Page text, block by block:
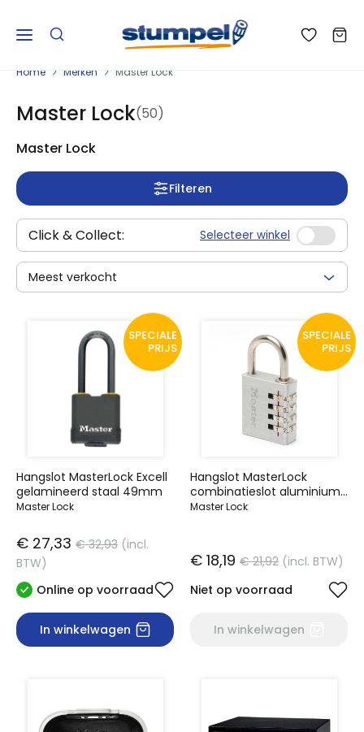
Home Merken Master Lock
Master Lock(50)
Master Lock
Filteren
Click & Collect: Selecteer winkel
Meest verkocht
SPECIALE
PRIJS
Hangslot MasterLock Excell
gelamineerd staal 49mm
Master Lock
€ 27,33 € 32,93 (incl.
BTW)
Online op voorraad
In winkelwagen
SPECIALE
PRIJS
Hangslot MasterLock
combinatieslot aluminium
40mm
Master Lock
€ 18,19 € 21,92 (incl. BTW)
Niet op voorraad
In winkelwagen